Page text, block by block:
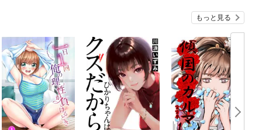
もっと見る